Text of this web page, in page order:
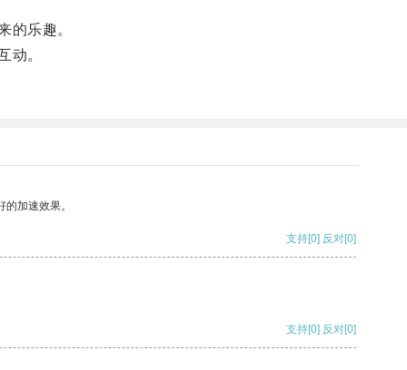
的乐趣。
动。
加速效果。
支持[0] 反对[0]
支持[0] 反对[0]